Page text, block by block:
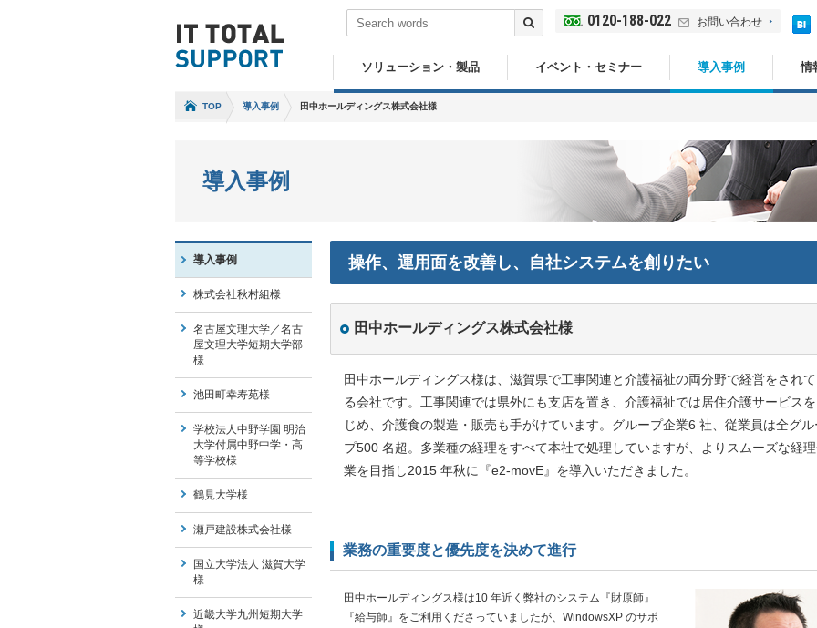
0120-188-022 お問い合わせ
ソリューション・製品 イベント・セミナー 導入事例 情
TOP 導入事例 田中ホールディングス株式会社様
導入事例
操作、運用面を改善し、自社システムを創りたい
田中ホールディングス株式会社様
田中ホールディングス様は、滋賀県で工事関連と介護福祉の両分野で経営をされ
る会社です。工事関連では県外にも支店を置き、介護福祉では居住介護サービス
じめ、介護食の製造・販売も手がけています。グループ企業6 社、従業員は全グル
プ500 名超。多業種の経理をすべて本社で処理していますが、よりスムーズな経
業を目指し2015 年秋に『e2-movE』を導入いただきました。
業務の重要度と優先度を決めて進行
田中ホールディングス様は10 年近く弊社のシステム『財原師』
『給与師』をご利用くださっていましたが、WindowsXP のサポ
導入事例
株式会社秋村組様
名古屋文理大学／名古
屋文理大学短期大学部
様
池田町幸寿苑様
学校法人中野学園 明治
大学付属中野中学・高
等学校様
鶴見大学様
瀬戸建設株式会社様
国立大学法人 滋賀大学
様
近畿大学九州短期大学